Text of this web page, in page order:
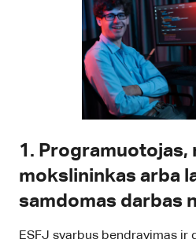
1. Programuotojas,
mokslininkas arba
samdomas darbas
ESFJ svarbus bendravimas ir